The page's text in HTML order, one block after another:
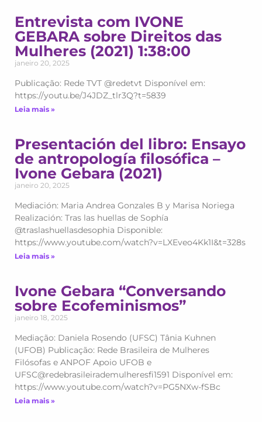
Entrevista com IVONE
GEBARA sobre Direitos das
Mulheres (2021) 1:38:00
janeiro 20, 2025
Publicação: Rede TVT @redetvt Disponível em:
https://youtu.be/J4JDZ_tlr3Q?t=5839
Leia mais »
Presentación del libro: Ensayo
de antropología filosófica –
Ivone Gebara (2021)
janeiro 20, 2025
Mediación: Maria Andrea Gonzales B y Marisa Noriega
Realización: Tras las huellas de Sophía
@traslashuellasdesophia Disponible:
https://www.youtube.com/watch?v=LXEveo4Kk1I&t=328s
Leia mais »
Ivone Gebara “Conversando
sobre Ecofeminismos”
janeiro 18, 2025
Mediação: Daniela Rosendo (UFSC) Tânia Kuhnen
(UFOB) Publicação: Rede Brasileira de Mulheres
Filósofas e ANPOF Apoio UFOB e
UFSC@redebrasileirademulheresfi1591 Disponível em:
https://www.youtube.com/watch?v=PG5NXw-fSBc
Leia mais »